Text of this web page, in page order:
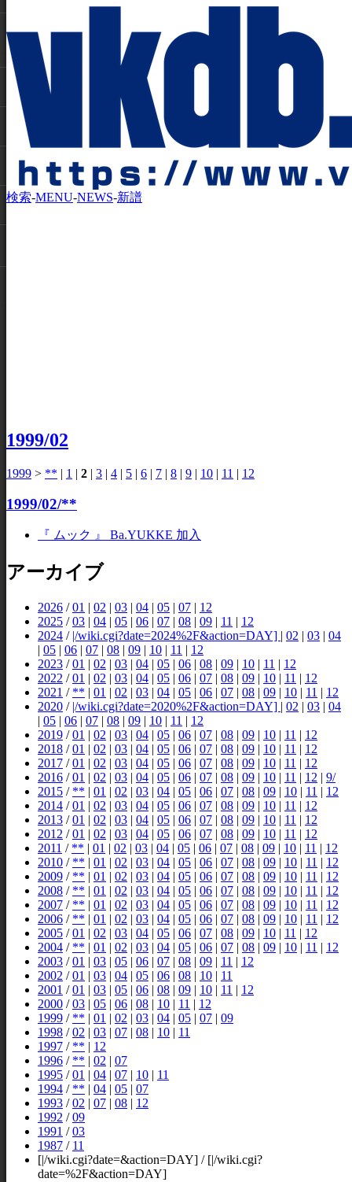
検索-MENU-NEWS-新譜
1999/02
1999 > ** | 1 | 2 | 3 | 4 | 5 | 6 | 7 | 8 | 9 | 10 | 11 | 12
1999/02/**
『 ムック 』 Ba.YUKKE 加入
アーカイブ
2026 /01 | 02 | 03 | 04 | 05 | 07 | 12
2025 /03 | 04 | 05 | 06 | 07 | 08 | 09 | 11 | 12
2024 / |/wiki.cgi?date=2024%2F&action=DAY] | 02 | 03 | 04
| 05 | 06 | 07 | 08 | 09 | 10 | 11 | 12
2023 /01 | 02 | 03 | 04 | 05 | 06 | 08 | 09 | 10 | 11 | 12
2022 /01 | 02 | 03 | 04 | 05 | 06 | 07 | 08 | 09 | 10 | 11 | 12
2021 / ** | 01 | 02 | 03 | 04 | 05 | 06 | 07 | 08 | 09 | 10 | 11 | 12
2020 / |/wiki.cgi?date=2020%2F&action=DAY] | 02 | 03 | 04
| 05 | 06 | 07 | 08 | 09 | 10 | 11 | 12
2019 /01 | 02 | 03 | 04 | 05 | 06 | 07 | 08 | 09 | 10 | 11 | 12
2018 /01 | 02 | 03 | 04 | 05 | 06 | 07 | 08 | 09 | 10 | 11 | 12
2017 /01 | 02 | 03 | 04 | 05 | 06 | 07 | 08 | 09 | 10 | 11 | 12
2016 /01 | 02 | 03 | 04 | 05 | 06 | 07 | 08 | 09 | 10 | 11 | 12 | 9/
2015 / ** | 01 | 02 | 03 | 04 | 05 | 06 | 07 | 08 | 09 | 10 | 11 | 12
2014 /01 | 02 | 03 | 04 | 05 | 06 | 07 | 08 | 09 | 10 | 11 | 12
2013 /01 | 02 | 03 | 04 | 05 | 06 | 07 | 08 | 09 | 10 | 11 | 12
2012 /01 | 02 | 03 | 04 | 05 | 06 | 07 | 08 | 09 | 10 | 11 | 12
2011 / ** | 01 | 02 | 03 | 04 | 05 | 06 | 07 | 08 | 09 | 10 | 11 | 12
2010 / ** | 01 | 02 | 03 | 04 | 05 | 06 | 07 | 08 | 09 | 10 | 11 | 12
2009 / ** | 01 | 02 | 03 | 04 | 05 | 06 | 07 | 08 | 09 | 10 | 11 | 12
2008 / ** | 01 | 02 | 03 | 04 | 05 | 06 | 07 | 08 | 09 | 10 | 11 | 12
2007 / ** | 01 | 02 | 03 | 04 | 05 | 06 | 07 | 08 | 09 | 10 | 11 | 12
2006 / ** | 01 | 02 | 03 | 04 | 05 | 06 | 07 | 08 | 09 | 10 | 11 | 12
2005 /01 | 02 | 03 | 04 | 05 | 06 | 07 | 08 | 09 | 10 | 11 | 12
2004 / ** | 01 | 02 | 03 | 04 | 05 | 06 | 07 | 08 | 09 | 10 | 11 | 12
2003 /01 | 03 | 05 | 06 | 07 | 08 | 09 | 11 | 12
2002 /01 | 03 | 04 | 05 | 06 | 08 | 10 | 11
2001 /01 | 03 | 05 | 06 | 08 | 09 | 10 | 11 | 12
2000 /03 | 05 | 06 | 08 | 10 | 11 | 12
1999 / ** | 01 | 02 | 03 | 04 | 05 | 07 | 09
1998 /02 | 03 | 07 | 08 | 10 | 11
1997 / ** | 12
1996 / ** | 02 | 07
1995 /01 | 04 | 07 | 10 | 11
1994 / ** | 04 | 05 | 07
1993 /02 | 07 | 08 | 12
1992 /09
1991 /03
1987 / 11
[|/wiki.cgi?date=&action=DAY] / [|/wiki.cgi?
date=%2F&action=DAY]